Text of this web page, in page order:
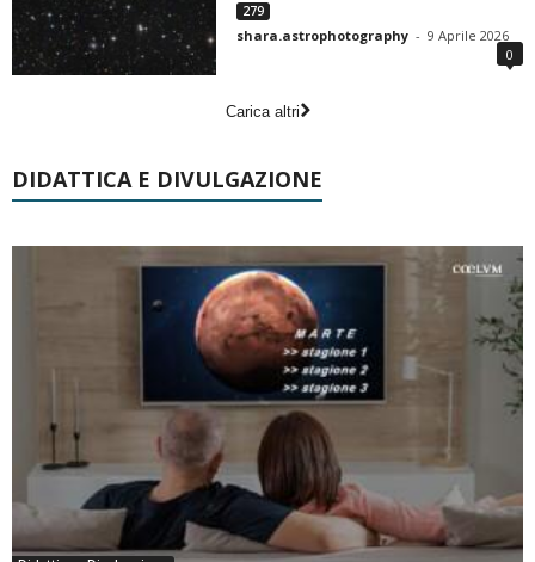
279
shara.astrophotography - 9 Aprile 2026
0
Carica altri
DIDATTICA E DIVULGAZIONE